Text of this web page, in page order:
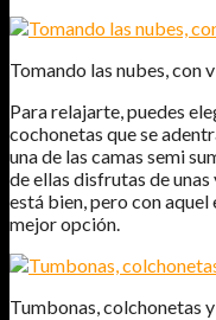
Tomando las nubes, con
Para relajarte, puedes
cochonetas que se
una de las camas semi
de ellas disfrutas de unas
está bien, pero con
mejor opción.
Tumbonas, colchonetas